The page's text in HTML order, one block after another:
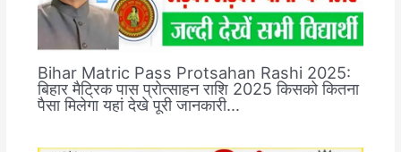
Bihar Matric Pass Protsahan Rashi 2025:
बिहार मैट्रिक पास प्रोत्साहन राशि 2025 किसको कितना
पैसा मिलेगा यहां देखे पूरी जानकारी…